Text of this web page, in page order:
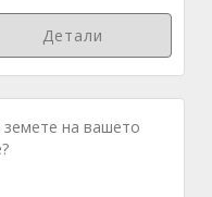
Детали
на вашето